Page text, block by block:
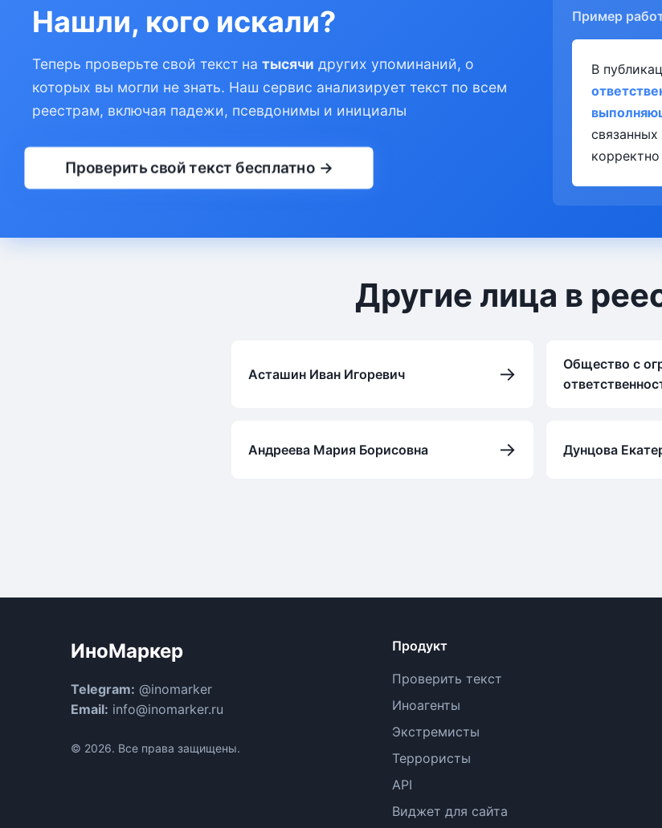
Нашли, кого искали?
Теперь проверьте свой текст на тысячи других упоминаний, о
которых вы могли не знать. Наш сервис анализирует текст по всем
реестрам, включая падежи, псевдонимы и инициалы
Проверить свой текст бесплатно →
Пример
В
Другие лица в
Асташин Иван Игоревич →
Общество с
Андреева Мария Борисовна → Дунцова
ИноМаркер
Telegram: @inomarker
Email: info@inomarker.ru
© 2026. Все права защищены.
Продукт
Проверить текст
Иноагенты
Экстремисты
Террористы
API
Виджет для сайта